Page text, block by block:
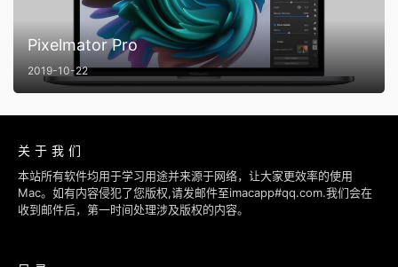
Pixelmator Pro
2019-10-22
关于我们
本站所有软件均用于学习用途并来源于网络，让大家更效率的使用
Mac。如有内容侵犯了您版权,请发邮件至imacapp#qq.com.我们会在
收到邮件后，第一时间处理涉及版权的内容。